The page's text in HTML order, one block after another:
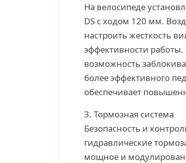
На велосипеде
DS с ходом 120 мм.
настроить жесткость
эффективности
возможность
более эффективного
обеспечивает
3. Тормозная система
Безопасность и
гидравлические
мощное и